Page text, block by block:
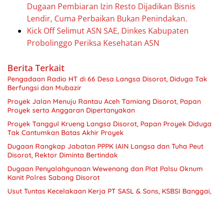
Dugaan Pembiaran Izin Resto Dijadikan Bisnis
Lendir, Cuma Perbaikan Bukan Penindakan.
Kick Off Selimut ASN SAE, Dinkes Kabupaten
Probolinggo Periksa Kesehatan ASN
Berita Terkait
Pengadaan Radio HT di 66 Desa Langsa Disorot, Diduga Tak
Berfungsi dan Mubazir
Proyek Jalan Menuju Rantau Aceh Tamiang Disorot, Papan
Proyek serta Anggaran Dipertanyakan
Proyek Tanggul Krueng Langsa Disorot, Papan Proyek Diduga
Tak Cantumkan Batas Akhir Proyek
Dugaan Rangkap Jabatan PPPK IAIN Langsa dan Tuha Peut
Disorot, Rektor Diminta Bertindak
Dugaan Penyalahgunaan Wewenang dan Plat Palsu Oknum
Kanit Polres Sabang Disorot
Usut Tuntas Kecelakaan Kerja PT SASL & Sons, KSBSI Banggai,